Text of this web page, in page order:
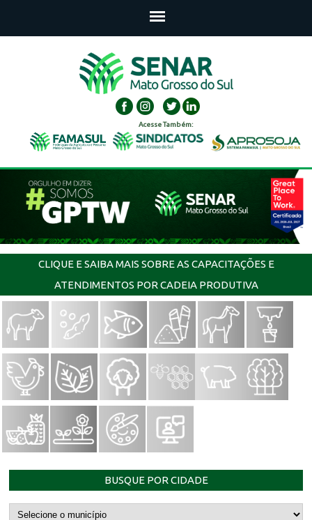
Acesse Também:
CLIQUE E SAIBA MAIS SOBRE AS CAPACITAÇÕES E
ATENDIMENTOS POR CADEIA PRODUTIVA
BUSQUE POR CIDADE